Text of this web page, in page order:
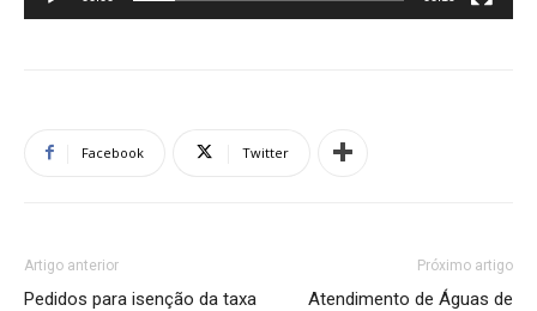
Facebook Twitter
Artigo anterior
Pedidos para isenção da taxa
Próximo artigo
Atendimento de Águas de